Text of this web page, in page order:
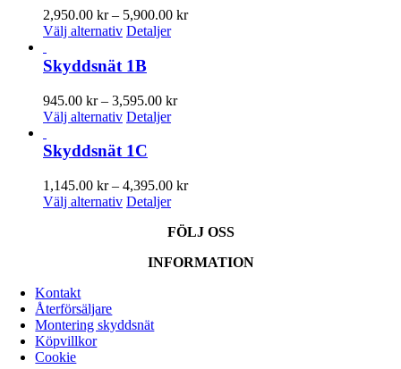
väljas
på
flera
varianter.
De
olika
alternativen
väljas
på
2,950.00 kr – 5,900.00 krPrisintervall:
Välj alternativ Den
produkten
har
flera
varianter.
De
olika
alternativen
väljas
på
produktsidan
Detaljer
Skyddsnät 1B
945.00 kr – 3,595.00 krPrisintervall:
Välj alternativ Den
produkten
flera
varianter.
De
Detaljer
Skyddsnät 1C
1,145.00 kr – 4,395.00 krPrisintervall:
4,395.00 kr
Välj alternativ Den
produkten
flera
alternativen
Detaljer
FÖLJ OSS
INFORMATION
Kontakt
Återförsäljare
Montering skyddsnät
Köpvillkor
Cookie